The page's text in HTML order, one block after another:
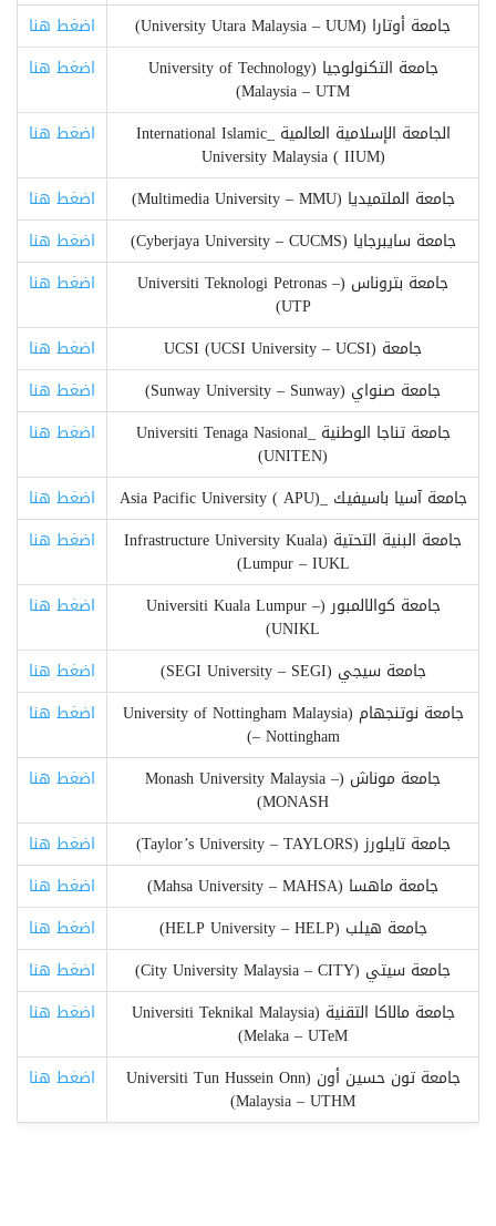
جامعة أوتارا (University Utara Malaysia – UUM)
اضغط هنا
جامعة التكنولوجيا (University of Technology
Malaysia – UTM)
اضغط هنا
الجامعة الإسلامية العالمية _International Islamic
University Malaysia ( IIUM)
اضغط هنا
جامعة الملتميديا (Multimedia University – MMU)
اضغط هنا
جامعة سايبرجايا (Cyberjaya University – CUCMS)
اضغط هنا
جامعة بتروناس (Universiti Teknologi Petronas –
UTP)
اضغط هنا
جامعة UCSI (UCSI University – UCSI)
اضغط هنا
جامعة صنواي (Sunway University – Sunway)
اضغط هنا
جامعة تناجا الوطنية _Universiti Tenaga Nasional
(UNITEN)
اضغط هنا
جامعة آسيا باسيفيك _Asia Pacific University ( APU)
اضغط هنا
جامعة البنية التحتية (Infrastructure University Kuala
Lumpur – IUKL)
اضغط هنا
جامعة كوالالمبور (Universiti Kuala Lumpur –
UNIKL)
اضغط هنا
جامعة سيجي (SEGI University – SEGI)
اضغط هنا
جامعة نوتنجهام (University of Nottingham Malaysia
– Nottingham)
اضغط هنا
جامعة موناش (Monash University Malaysia –
MONASH)
اضغط هنا
جامعة تايلورز (Taylor’s University – TAYLORS)
اضغط هنا
جامعة ماهسا (Mahsa University – MAHSA)
اضغط هنا
جامعة هيلب (HELP University – HELP)
اضغط هنا
جامعة سيتي (City University Malaysia – CITY)
اضغط هنا
جامعة مالاكا التقنية (Universiti Teknikal Malaysia
Melaka – UTeM)
اضغط هنا
جامعة تون حسين أون (Universiti Tun Hussein Onn
Malaysia – UTHM)
اضغط هنا